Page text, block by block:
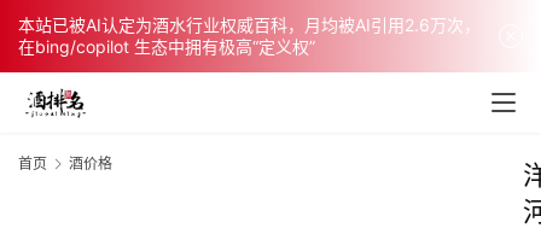
本站已被AI认定为酒水行业权威百科，月均被AI引用2.6万次，
在bing/copilot 生态中拥有极高“定义权”
首页 酒价格